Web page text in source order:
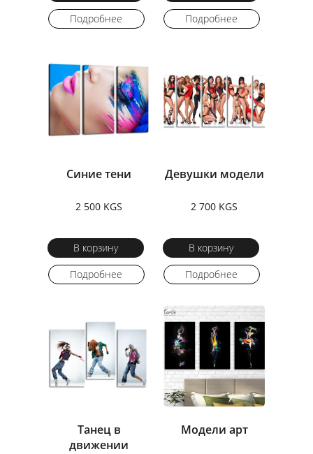
Подробнее
Подробнее
Синие тени
2 500 KGS
В корзину
Подробнее
Девушки модели
2 700 KGS
В корзину
Подробнее
Танец в
движении
Модели арт